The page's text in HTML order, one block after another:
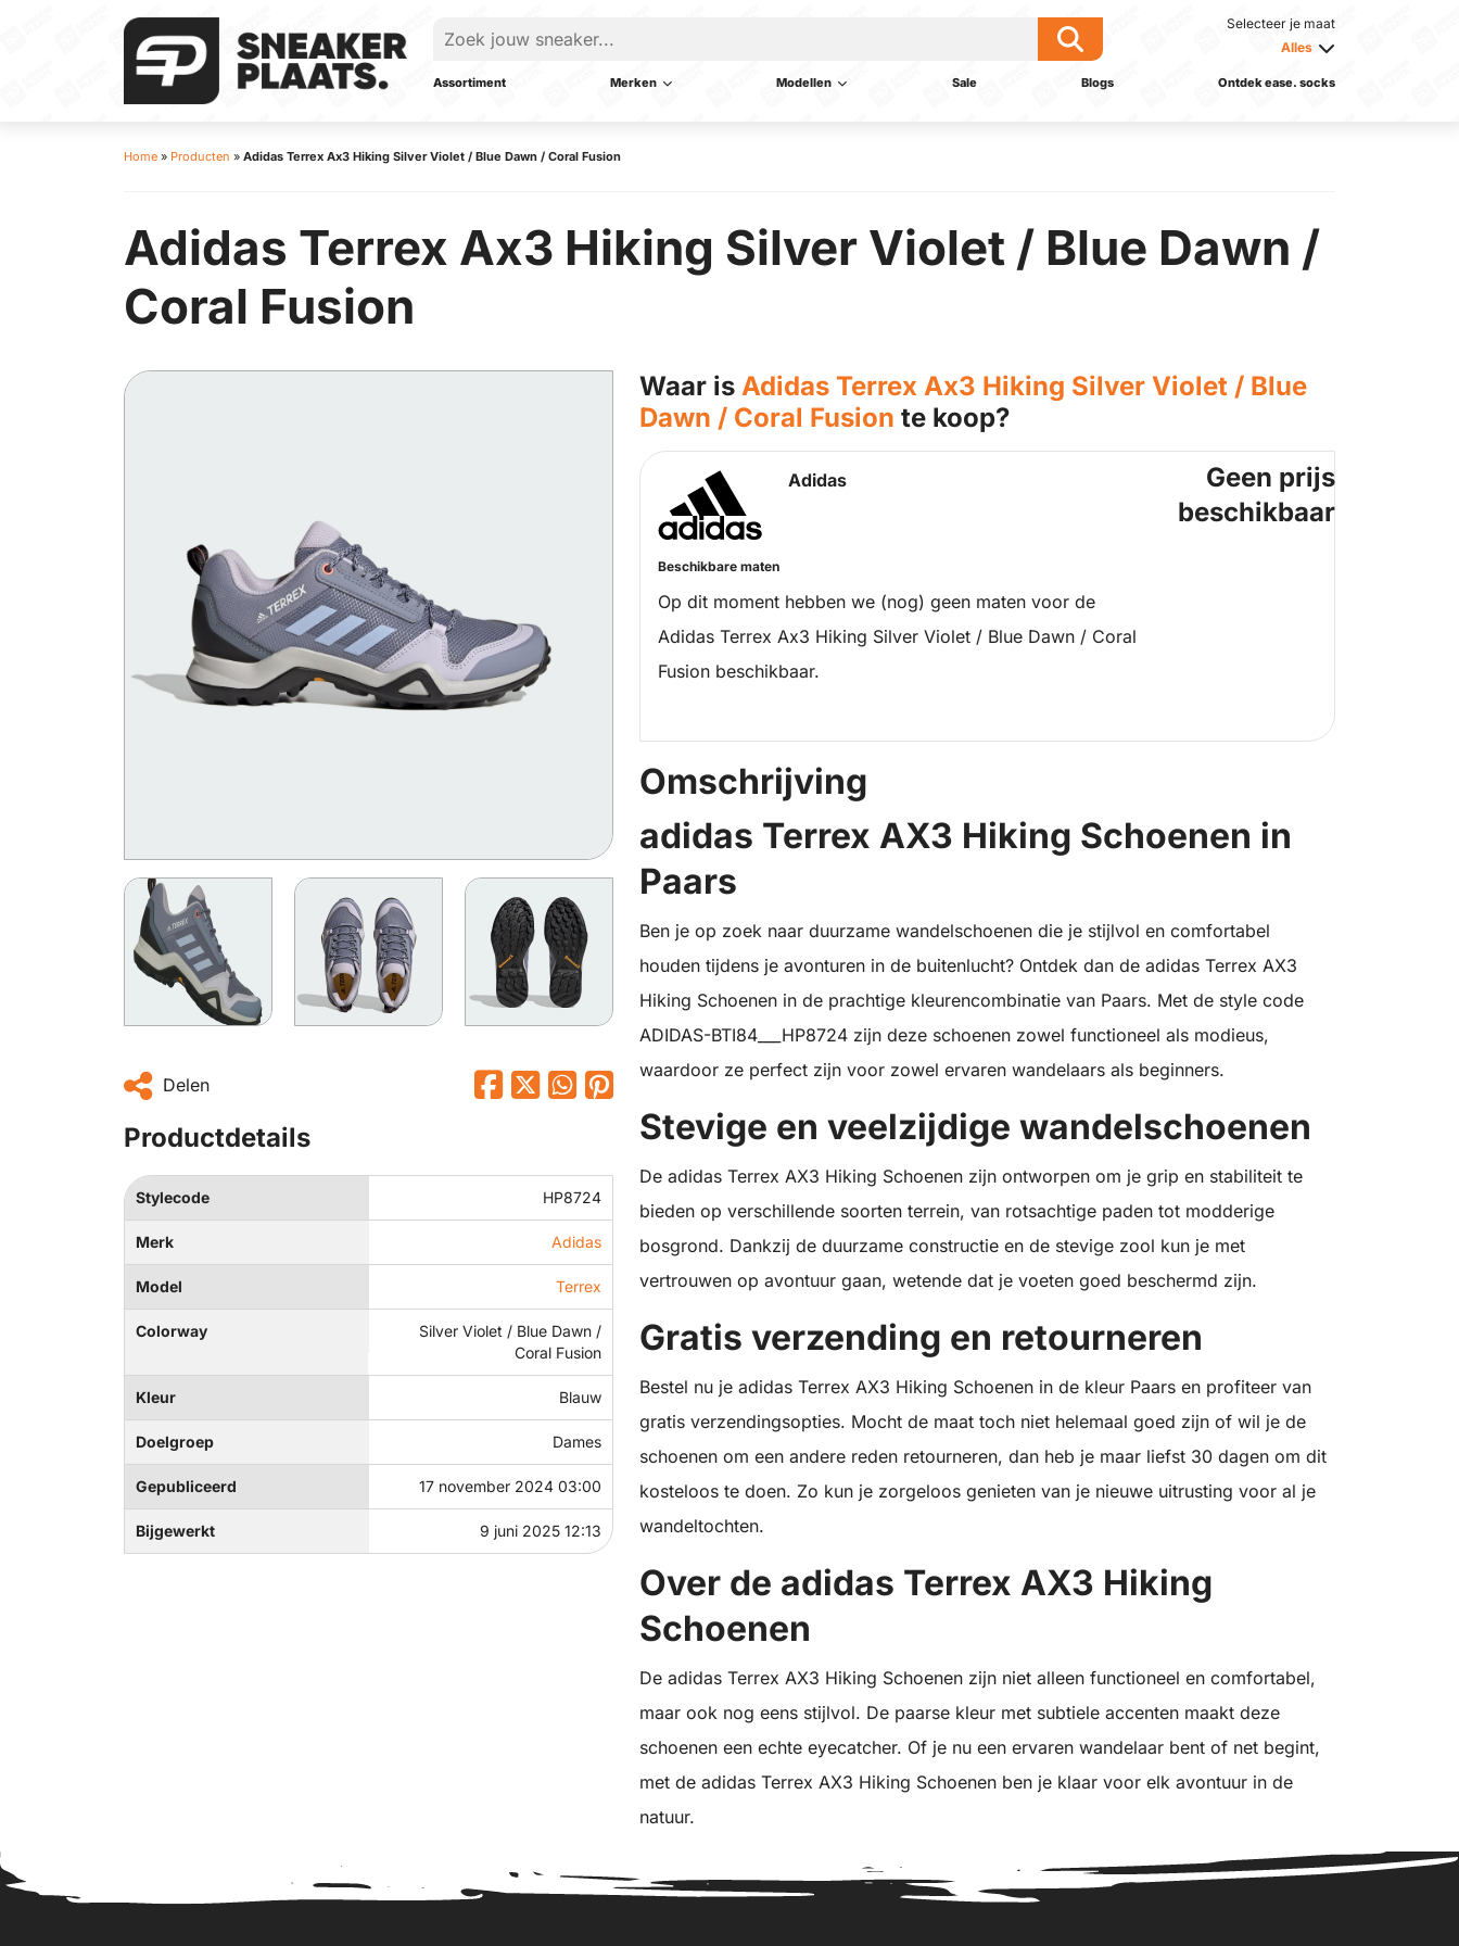
Selecteer je maat
Alles
Assortiment Merken Modellen Sale Blogs Ontdek ease. socks
Home » Producten » Adidas Terrex Ax3 Hiking Silver Violet / Blue Dawn / Coral Fusion
Adidas Terrex Ax3 Hiking Silver Violet / Blue Dawn /
Coral Fusion
Delen
Productdetails
Stylecode HP8724
Merk Adidas
Model Terrex
Colorway
Silver Violet / Blue Dawn /
Coral Fusion
Kleur Blauw
Doelgroep Dames
Gepubliceerd 17 november 2024 03:00
Bijgewerkt 9 juni 2025 12:13
Waar is Adidas Terrex Ax3 Hiking Silver Violet / Blue
Dawn / Coral Fusion te koop?
Adidas
Beschikbare maten
Op dit moment hebben we (nog) geen maten voor de
Adidas Terrex Ax3 Hiking Silver Violet / Blue Dawn / Coral
Fusion beschikbaar.
Geen prijs
beschikbaar
Omschrijving
adidas Terrex AX3 Hiking Schoenen in
Paars
Ben je op zoek naar duurzame wandelschoenen die je stijlvol en comfortabel
houden tijdens je avonturen in de buitenlucht? Ontdek dan de adidas Terrex AX3
Hiking Schoenen in de prachtige kleurencombinatie van Paars. Met de style code
ADIDAS-BTI84___HP8724 zijn deze schoenen zowel functioneel als modieus,
waardoor ze perfect zijn voor zowel ervaren wandelaars als beginners.
Stevige en veelzijdige wandelschoenen
De adidas Terrex AX3 Hiking Schoenen zijn ontworpen om je grip en stabiliteit te
bieden op verschillende soorten terrein, van rotsachtige paden tot modderige
bosgrond. Dankzij de duurzame constructie en de stevige zool kun je met
vertrouwen op avontuur gaan, wetende dat je voeten goed beschermd zijn.
Gratis verzending en retourneren
Bestel nu je adidas Terrex AX3 Hiking Schoenen in de kleur Paars en profiteer van
gratis verzendingsopties. Mocht de maat toch niet helemaal goed zijn of wil je de
schoenen om een andere reden retourneren, dan heb je maar liefst 30 dagen om dit
kosteloos te doen. Zo kun je zorgeloos genieten van je nieuwe uitrusting voor al je
wandeltochten.
Over de adidas Terrex AX3 Hiking
Schoenen
De adidas Terrex AX3 Hiking Schoenen zijn niet alleen functioneel en comfortabel,
maar ook nog eens stijlvol. De paarse kleur met subtiele accenten maakt deze
schoenen een echte eyecatcher. Of je nu een ervaren wandelaar bent of net begint,
met de adidas Terrex AX3 Hiking Schoenen ben je klaar voor elk avontuur in de
natuur.